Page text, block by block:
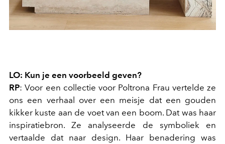
LO: Kun je een voorbeeld geven?
RP: Voor een collectie voor Poltrona Frau vertelde ze
ons een verhaal over een meisje dat een gouden
kikker kuste aan de voet van een boom. Dat was haar
inspiratiebron. Ze analyseerde de symboliek en
vertaalde dat naar design. Haar benadering was